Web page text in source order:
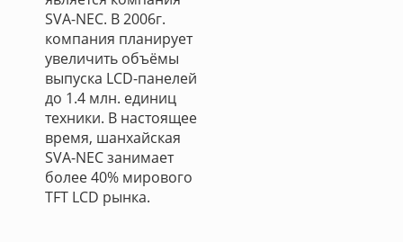
SVA-NEC. В 2006г.
компания планирует
увеличить объёмы
выпуска LCD-панелей
до 1.4 млн. единиц
техники. В настоящее
время, шанхайская
SVA-NEC занимает
более 40% мирового
TFT LCD рынка.